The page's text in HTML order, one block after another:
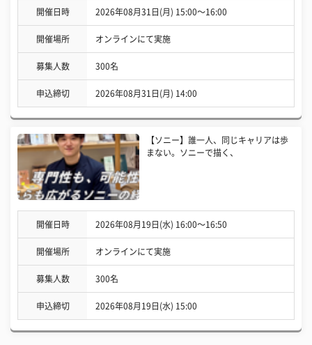
開催日時 2026年08月31日(月) 15:00〜16:00
開催場所 オンラインにて実施
募集人数 300名
申込締切 2026年08月31日(月) 14:00
【ソニー】誰一人、同じキャリアは歩
まない。ソニーで描く、
開催日時 2026年08月19日(水) 16:00〜16:50
開催場所 オンラインにて実施
募集人数 300名
申込締切 2026年08月19日(水) 15:00